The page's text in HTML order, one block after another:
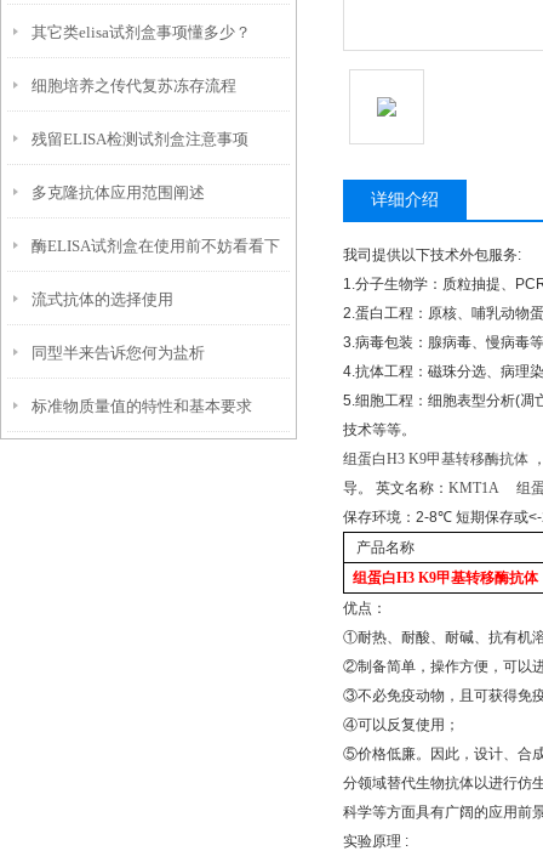
其它类elisa试剂盒事项懂多少？
细胞培养之传代复苏冻存流程
残留ELISA检测试剂盒注意事项
多克隆抗体应用范围阐述
酶ELISA试剂盒在使用前不妨看看下
文！
流式抗体的选择使用
同型半来告诉您何为盐析
标准物质量值的特性和基本要求
详细介绍
我司提供以下技术外包服务:
1.分子生物学：质粒抽提、
2.蛋白工程：原核、哺乳动物
3.病毒包装：腺病毒、慢病毒等
4.抗体工程：磁珠分选、病理
5.细胞工程：细胞表型分析(凋
技术等等。
组蛋白H3 K9甲基转移酶抗体
导。
英文名称： KMT1A
组
保存环境： 2-8℃ 短期保存或
产品名称
组蛋白H3 K9甲基转移酶抗体
优点：
①耐热、耐酸、耐碱、抗有机
②制备简单，操作方便，可以
③不必免疫动物，且可获得免
④可以反复使用；
⑤价格低廉。因此，设计、合
分领域替代生物抗体以进行仿
科学等方面具有广阔的应用前
实验原理 :